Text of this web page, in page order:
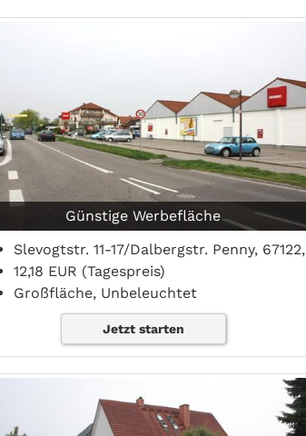
Günstige Werbefläche
Slevogtstr. 11-17/Dalbergstr. Penny, 67122,
12,18 EUR (Tagespreis)
Großfläche, Unbeleuchtet
Jetzt starten